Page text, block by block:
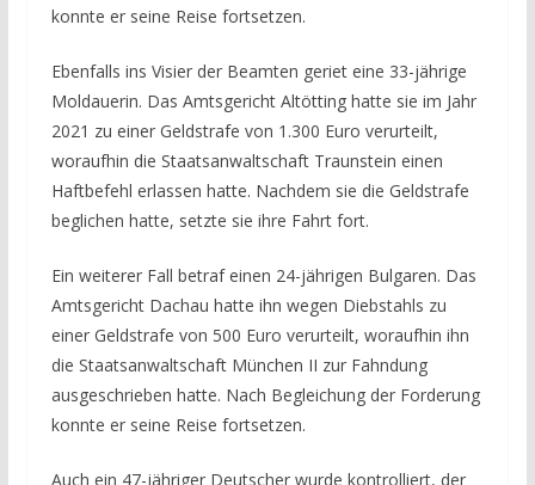
konnte er seine Reise fortsetzen.
Ebenfalls ins Visier der Beamten geriet eine 33-jährige
Moldauerin. Das Amtsgericht Altötting hatte sie im Jahr
2021 zu einer Geldstrafe von 1.300 Euro verurteilt,
woraufhin die Staatsanwaltschaft Traunstein einen
Haftbefehl erlassen hatte. Nachdem sie die Geldstrafe
beglichen hatte, setzte sie ihre Fahrt fort.
Ein weiterer Fall betraf einen 24-jährigen Bulgaren. Das
Amtsgericht Dachau hatte ihn wegen Diebstahls zu
einer Geldstrafe von 500 Euro verurteilt, woraufhin ihn
die Staatsanwaltschaft München II zur Fahndung
ausgeschrieben hatte. Nach Begleichung der Forderung
konnte er seine Reise fortsetzen.
Auch ein 47-jähriger Deutscher wurde kontrolliert, der